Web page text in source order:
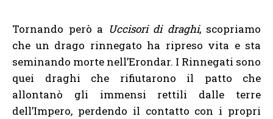
Tornando però a Uccisori di draghi, scopriamo
che un drago rinnegato ha ripreso vita e sta
seminando morte nell’Erondar. I Rinnegati sono
quei draghi che rifiutarono il patto che
allontanò gli immensi rettili dalle terre
dell’Impero, perdendo il contatto con i propri